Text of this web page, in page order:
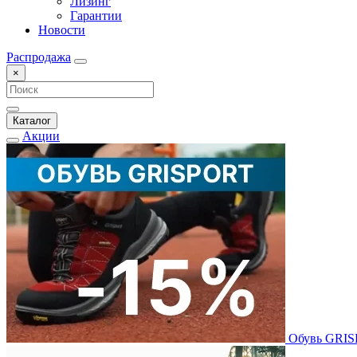
Гарантии
Новости
Распродажа
×
Каталог
Акции
Обувь